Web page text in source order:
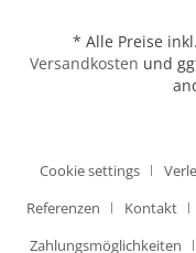
* Alle Preise
Versandkosten und
Cookie settings
Referenzen
Kontakt
Zahlungsmöglichkeiten